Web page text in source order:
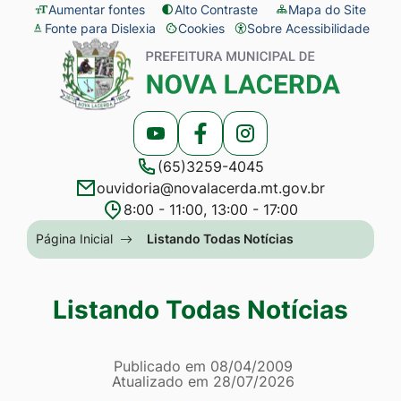
Seção
de
atalhos
acessibilidade
Ir
para
conteúdo
menu
[alt+2]
para
Aumentar fontes Alto Contraste
Mapa do Site
Fonte para Dislexia
Cookies
Abrir
preferências
de
cookies
Sobre Acessibilidade
Seção
menu
Acessar
a
Rede
Social
Acessar
a
Rede
Social
Acessar
a
Rede
Social
(65)3259-4045
ouvidoria@novalacerda.mt.gov.br
8:00 - 11:00, 13:00 - 17:00
Seção
do
principal
Página Inicial Listando Todas Notícias
Listando Todas Notícias
Página Listando Todas
Informações
Publicado em 08/04/2009
Atualizado em 28/07/2026